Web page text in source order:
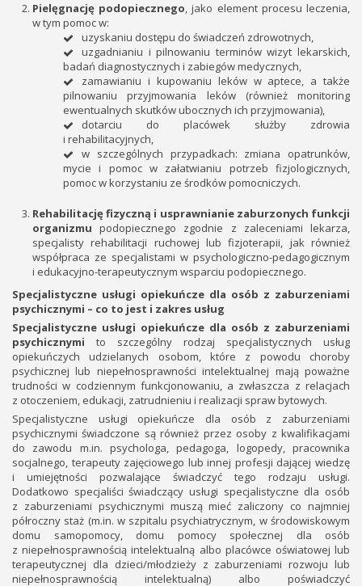
Pielęgnację podopiecznego, jako element procesu leczenia,
w tym pomoc w:
uzyskaniu dostępu do świadczeń zdrowotnych,
uzgadnianiu i pilnowaniu terminów wizyt lekarskich,
badań diagnostycznych i zabiegów medycznych,
zamawianiu i kupowaniu leków w aptece, a także
pilnowaniu przyjmowania leków (również monitoring
ewentualnych skutków ubocznych ich przyjmowania),
dotarciu do placówek służby zdrowia
i rehabilitacyjnych,
w szczególnych przypadkach: zmiana opatrunków,
mycie i pomoc w załatwianiu potrzeb fizjologicznych,
pomoc w korzystaniu ze środków pomocniczych.
Rehabilitację fizyczną i usprawnianie zaburzonych funkcji
organizmu podopiecznego zgodnie z zaleceniami lekarza,
specjalisty rehabilitacji ruchowej lub fizjoterapii, jak również
współpraca ze specjalistami w psychologiczno-pedagogicznym
i edukacyjno-terapeutycznym wsparciu podopiecznego.
Specjalistyczne usługi opiekuńcze dla osób z zaburzeniami
psychicznymi – co to jest i zakres usług
Specjalistyczne usługi opiekuńcze dla osób z zaburzeniami
psychicznymi to szczególny rodzaj specjalistycznych usług
opiekuńczych udzielanych osobom, które z powodu choroby
psychicznej lub niepełnosprawności intelektualnej mają poważne
trudności w codziennym funkcjonowaniu, a zwłaszcza z relacjach
z otoczeniem, edukacji, zatrudnieniu i realizacji spraw bytowych.
Specjalistyczne usługi opiekuńcze dla osób z zaburzeniami
psychicznymi świadczone są również przez osoby z kwalifikacjami
do zawodu m.in. psychologa, pedagoga, logopedy, pracownika
socjalnego, terapeuty zajęciowego lub innej profesji dającej wiedzę
i umiejętności pozwalające świadczyć tego rodzaju usługi.
Dodatkowo specjaliści świadczący usługi specjalistyczne dla osób
z zaburzeniami psychicznymi muszą mieć zaliczony co najmniej
półroczny staż (m.in. w szpitalu psychiatrycznym, w środowiskowym
domu samopomocy, domu pomocy społecznej dla osób
z niepełnosprawnością intelektualną albo placówce oświatowej lub
terapeutycznej dla dzieci/młodzieży z zaburzeniami rozwoju lub
niepełnosprawnością intelektualną) albo poświadczyć